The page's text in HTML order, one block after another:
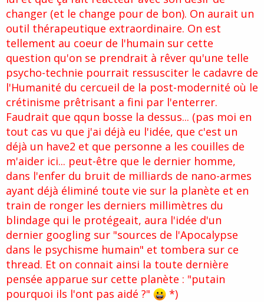
changer (et le change pour de bon). On aurait un
outil thérapeutique extraordinaire. On est
tellement au coeur de l'humain sur cette
question qu'on se prendrait à rêver qu'une telle
psycho-technie pourrait ressusciter le cadavre de
l'Humanité du cercueil de la post-modernité où le
crétinisme prêtrisant a fini par l'enterrer.
Faudrait que qqun bosse la dessus... (pas moi en
tout cas vu que j'ai déjà eu l'idée, que c'est un
déjà un have2 et que personne a les couilles de
m'aider ici... peut-être que le dernier homme,
dans l'enfer du bruit de milliards de nano-armes
ayant déjà éliminé toute vie sur la planète et en
train de ronger les derniers millimètres du
blindage qui le protégeait, aura l'idée d'un
dernier googling sur "sources de l'Apocalypse
dans le psychisme humain" et tombera sur ce
thread. Et on connait ainsi la toute dernière
pensée apparue sur cette planète : "putain
pourquoi ils l'ont pas aidé ?"
*)